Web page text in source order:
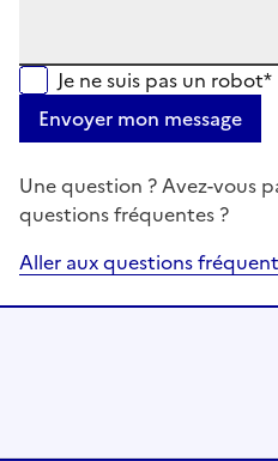
Je ne suis pas un robot*
Envoyer mon message
Une question ? Avez-vous
questions fréquentes ?
Aller aux questions